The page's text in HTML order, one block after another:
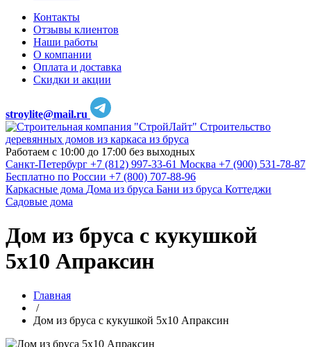
Контакты
Отзывы клиентов
Наши работы
О компании
Оплата и доставка
Скидки и акции
stroylite@mail.ru
Строительство
деревянных домов из каркаса из бруса
Работаем с 10:00 до 17:00 без выходных
Санкт-Петербург +7 (812) 997-33-61 Москва +7 (900) 531-78-87
Бесплатно по России +7 (800) 707-88-96
Каркасные дома Дома из бруса Бани из бруса Коттеджи
Садовые дома
Дом из бруса с кукушкой
5х10 Апраксин
Главная
/
Дом из бруса с кукушкой 5х10 Апраксин